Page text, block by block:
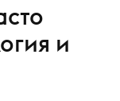
и